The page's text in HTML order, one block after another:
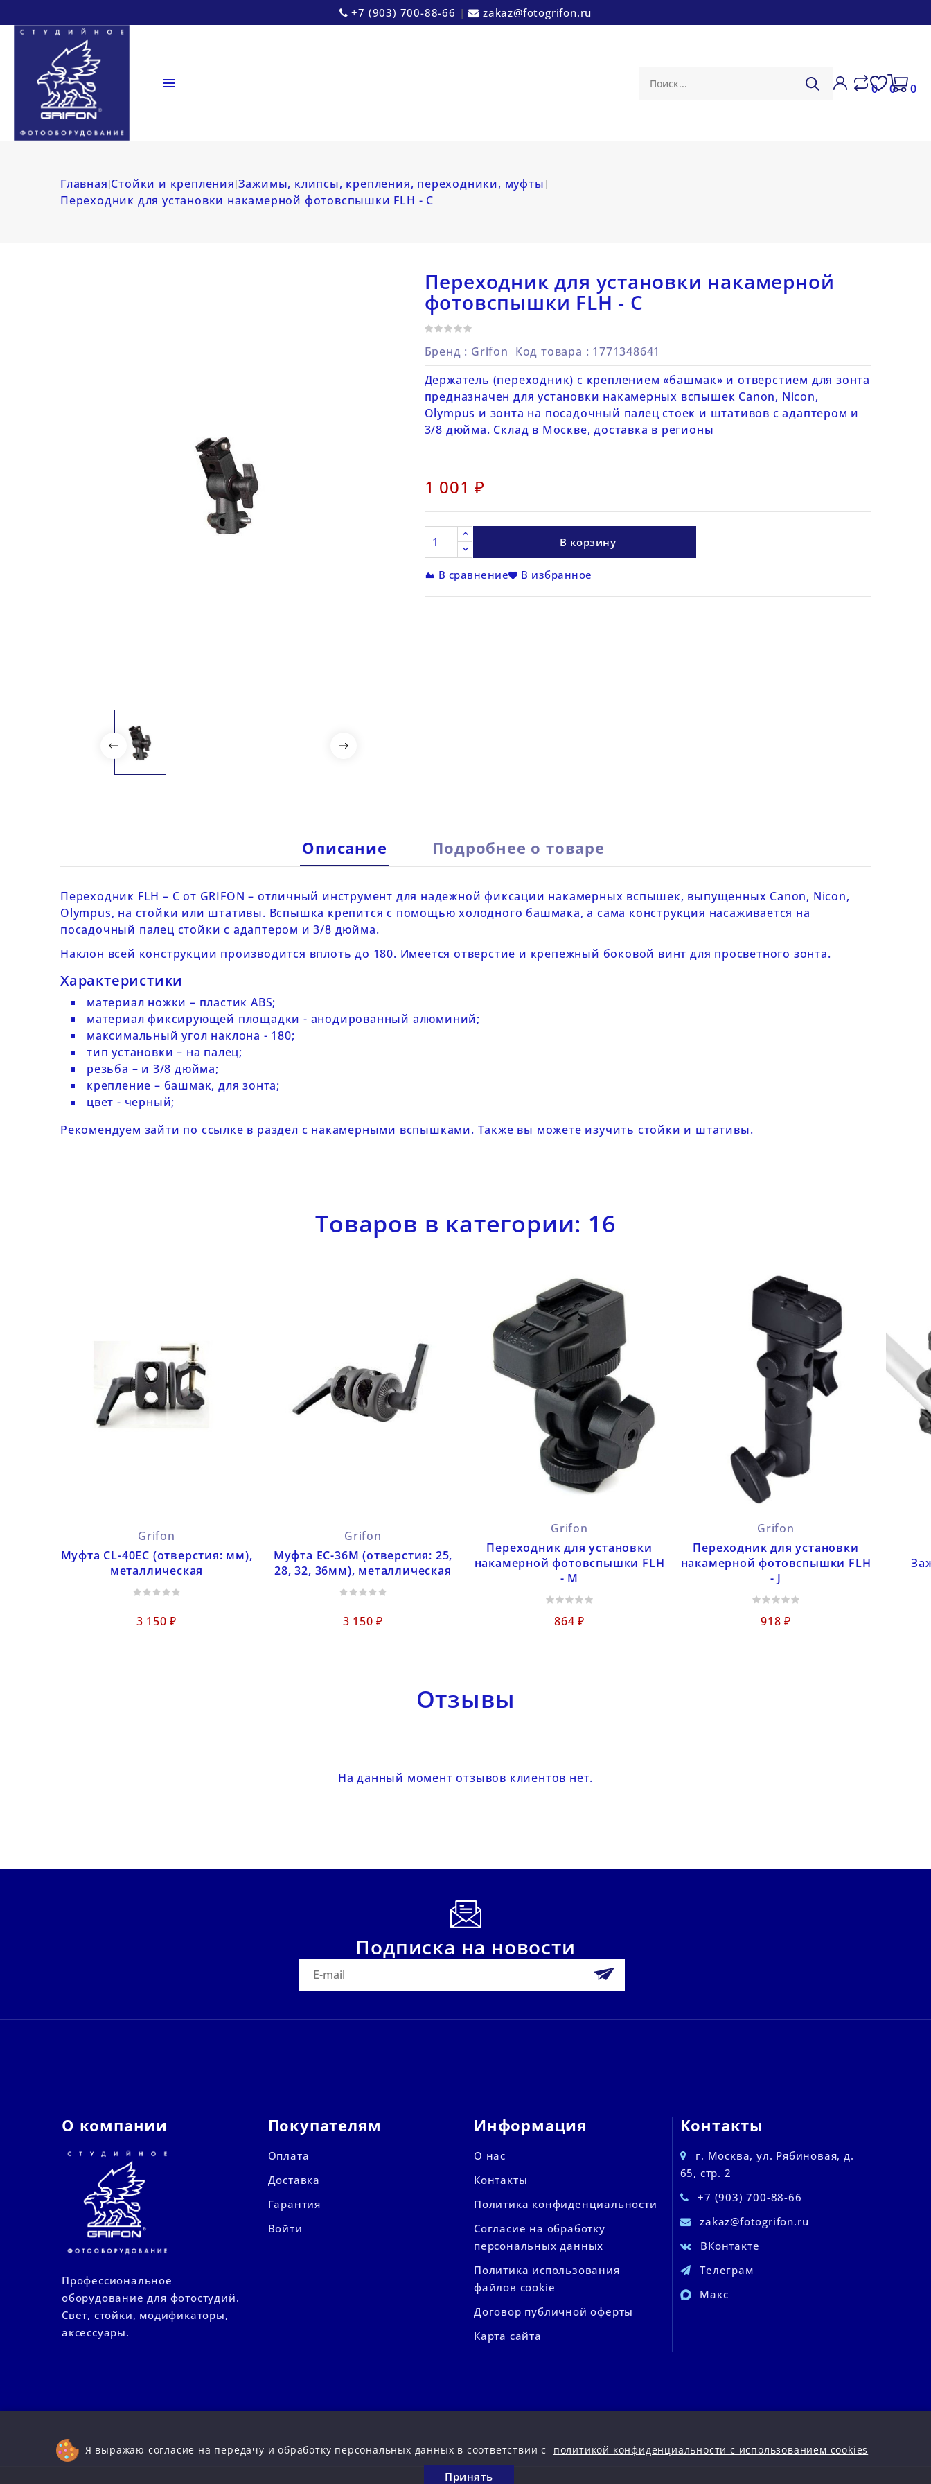
+7 (903) 700-88-66 | zakaz@fotogrifon.ru
 0 0 0
Главная Стойки и крепления Зажимы, клипсы, крепления, переходники, муфты
Переходник для установки накамерной фотовспышки FLH - C
Переходник для установки накамерной
фотовспышки FLH - C
Бренд : Grifon Код товара : 1771348641
Держатель (переходник) с креплением «башмак» и отверстием для зонта
предназначен для установки накамерных вспышек Canon, Nicon,
Olympus и зонта на посадочный палец стоек и штативов с адаптером и
3/8 дюйма. Склад в Москве, доставка в регионы
1 001 ₽
В корзину
В сравнение В избранное
Описание Подробнее о товаре
Переходник FLH – C от GRIFON – отличный инструмент для надежной фиксации накамерных вспышек, выпущенных Canon, Nicon,
Olympus, на стойки или штативы. Вспышка крепится с помощью холодного башмака, а сама конструкция насаживается на
посадочный палец стойки с адаптером и 3/8 дюйма.
Наклон всей конструкции производится вплоть до 180. Имеется отверстие и крепежный боковой винт для просветного зонта.
Характеристики
материал ножки – пластик ABS;
материал фиксирующей площадки - анодированный алюминий;
максимальный угол наклона - 180;
тип установки – на палец;
резьба – и 3/8 дюйма;
крепление – башмак, для зонта;
цвет - черный;
Рекомендуем зайти по ссылке в раздел с накамерными вспышками. Также вы можете изучить стойки и штативы.
Товаров в категории: 16
Grifon
Муфта CL-40EC (отверстия: мм),
металлическая
3 150 ₽
Grifon
Муфта EC-36M (отверстия: 25,
28, 32, 36мм), металлическая
3 150 ₽
Grifon
Переходник для установки
накамерной фотовспышки FLH
- M
864 ₽
Grifon
Переходник для установки
накамерной фотовспышки FLH
- J
918 ₽
Отзывы
На данный момент отзывов клиентов нет.
Подписка на новости
О компании
Профессиональное
оборудование для фотостудий.
Свет, стойки, модификаторы,
аксессуары.
Покупателям
Оплата
Доставка
Гарантия
Войти
Информация
О нас
Контакты
Политика конфиденциальности
Согласие на обработку
персональных данных
Политика использования
файлов cookie
Договор публичной оферты
Карта сайта
Контакты
г. Москва, ул. Рябиновая, д.
65, стр. 2
+7 (903) 700-88-66
zakaz@fotogrifon.ru
ВКонтакте
Телеграм
Макс
Я выражаю согласие на передачу и обработку персональных данных в соответствии с политикой конфиденциальности с использованием cookies
Принять